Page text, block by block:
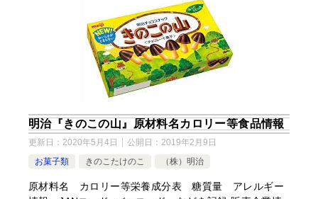
明治『きのこの山』原材料名カロリー等食品情報
更新日： 2020年5月4日 公開日： 2019年2月9日
お菓子類
きのこたけのこ （株）明治
原材料名 カロリー等栄養成分表 糖質量 アレルギー